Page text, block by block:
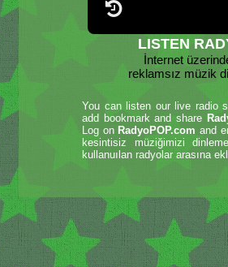
LISTEN
İnternet
reklamsız müzik
You can listen our live radio
add bookmark and share
Log on RadyoPOP.com and
kesintisiz müziğimizi
kullanuılan radyolar arasına